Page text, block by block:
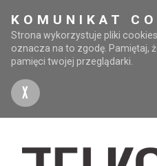
KOMUNIKAT
Strona wykorzystuje pliki
oznacza na to zgodę. Pamiętaj,
pamięci twojej przeglądarki.
X